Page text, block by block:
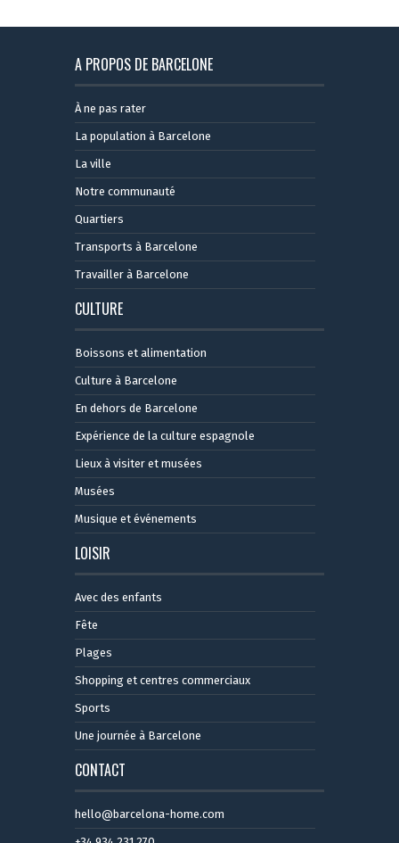
A PROPOS DE BARCELONE
À ne pas rater
La population à Barcelone
La ville
Notre communauté
Quartiers
Transports à Barcelone
Travailler à Barcelone
CULTURE
Boissons et alimentation
Culture à Barcelone
En dehors de Barcelone
Expérience de la culture espagnole
Lieux à visiter et musées
Musées
Musique et événements
LOISIR
Avec des enfants
Fête
Plages
Shopping et centres commerciaux
Sports
Une journée à Barcelone
CONTACT
hello@barcelona-home.com